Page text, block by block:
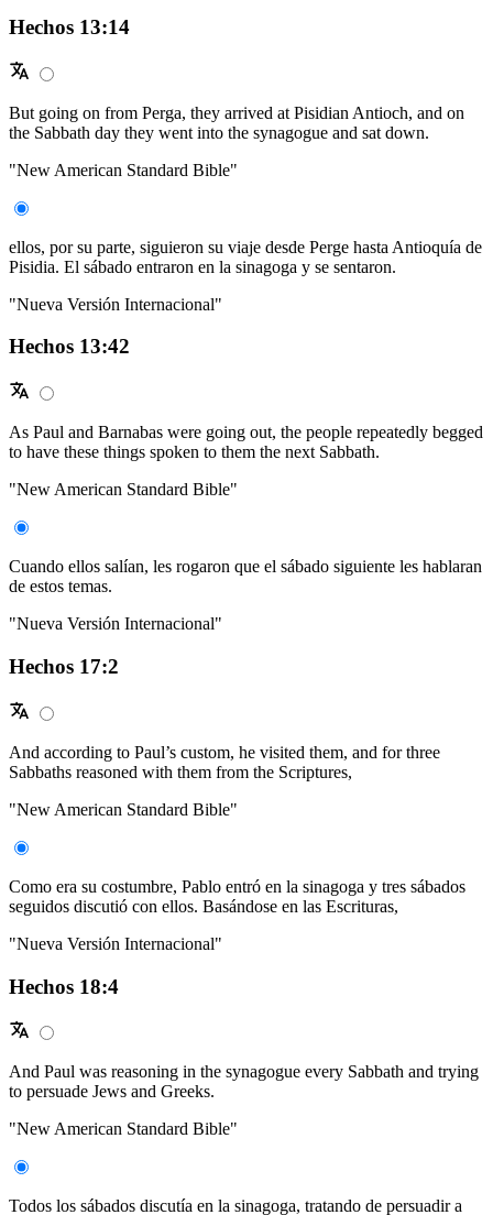
Hechos 13:14
But going on from Perga, they arrived at Pisidian Antioch, and on
the Sabbath day they went into the synagogue and sat down.
"New American Standard Bible"
ellos, por su parte, siguieron su viaje desde Perge hasta Antioquía de
Pisidia. El sábado entraron en la sinagoga y se sentaron.
"Nueva Versión Internacional"
Hechos 13:42
As Paul and Barnabas were going out, the people repeatedly begged
to have these things spoken to them the next Sabbath.
"New American Standard Bible"
Cuando ellos salían, les rogaron que el sábado siguiente les hablaran
de estos temas.
"Nueva Versión Internacional"
Hechos 17:2
And according to Paul’s custom, he visited them, and for three
Sabbaths reasoned with them from the Scriptures,
"New American Standard Bible"
Como era su costumbre, Pablo entró en la sinagoga y tres sábados
seguidos discutió con ellos. Basándose en las Escrituras,
"Nueva Versión Internacional"
Hechos 18:4
And Paul was reasoning in the synagogue every Sabbath and trying
to persuade Jews and Greeks.
"New American Standard Bible"
Todos los sábados discutía en la sinagoga, tratando de persuadir a